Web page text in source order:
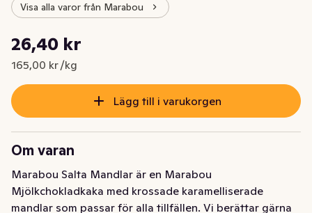
Visa alla varor från Marabou
Nuvarande pris är: 26,40 kr
26,40 kr
165,00 kr /kg
Styckpris: 165,00 kr /kg
Lägg till i varukorgen
Om varan
Marabou Salta Mandlar är en Marabou
Mjölkchokladkaka med krossade karamelliserade
mandlar som passar för alla tillfällen. Vi berättar gärna